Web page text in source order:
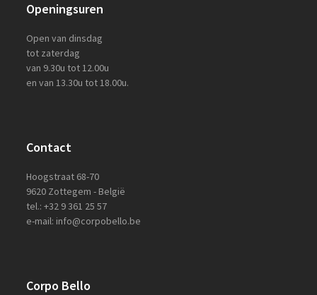
Openingsuren
Open van dinsdag
tot zaterdag
van 9.30u tot 12.00u
en van 13.30u tot 18.00u.
Contact
Hoogstraat 68-70
9620 Zottegem - België
tel.: +32 9 361 25 57
e-mail: info@corpobello.be
Corpo Bello